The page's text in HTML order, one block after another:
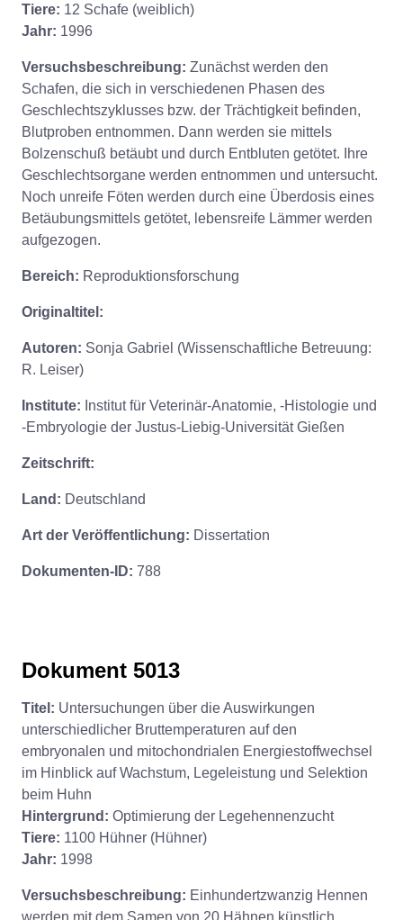
Tiere: 12 Schafe (weiblich)
Jahr: 1996
Versuchsbeschreibung: Zunächst werden den
Schafen, die sich in verschiedenen Phasen des
Geschlechtszyklusses bzw. der Trächtigkeit befinden,
Blutproben entnommen. Dann werden sie mittels
Bolzenschuß betäubt und durch Entbluten getötet. Ihre
Geschlechtsorgane werden entnommen und untersucht.
Noch unreife Föten werden durch eine Überdosis eines
Betäubungsmittels getötet, lebensreife Lämmer werden
aufgezogen.
Bereich: Reproduktionsforschung
Originaltitel:
Autoren: Sonja Gabriel (Wissenschaftliche Betreuung:
R. Leiser)
Institute: Institut für Veterinär-Anatomie, -Histologie und
-Embryologie der Justus-Liebig-Universität Gießen
Zeitschrift:
Land: Deutschland
Art der Veröffentlichung: Dissertation
Dokumenten-ID: 788
Dokument 5013
Titel: Untersuchungen über die Auswirkungen
unterschiedlicher Bruttemperaturen auf den
embryonalen und mitochondrialen Energiestoffwechsel
im Hinblick auf Wachstum, Legeleistung und Selektion
beim Huhn
Hintergrund: Optimierung der Legehennenzucht
Tiere: 1100 Hühner (Hühner)
Jahr: 1998
Versuchsbeschreibung: Einhundertzwanzig Hennen
werden mit dem Samen von 20 Hähnen künstlich